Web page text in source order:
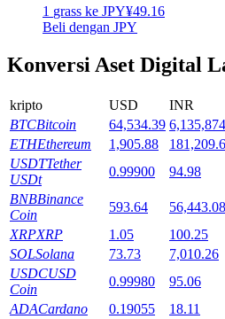
Pengembalian tinggi & akses
1 grass ke JPY¥49.16
Beli dengan JPY
Konversi Aset Digital
kripto USD INR
BTCBitcoin 64,534.39
ETHEthereum 1,905.88
USDTTether
USDt
0.99900 94.98
BNBBinance
Coin
593.64 56,443.08
XRPXRP 1.05 100.25
SOLSolana 73.73 7,010.26
USDCUSD
Coin
0.99980 95.06
ADACardano 0.19055 18.11